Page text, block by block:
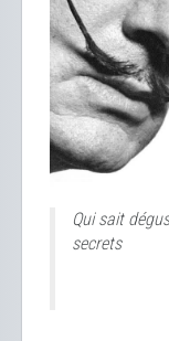
Qui sait
secrets